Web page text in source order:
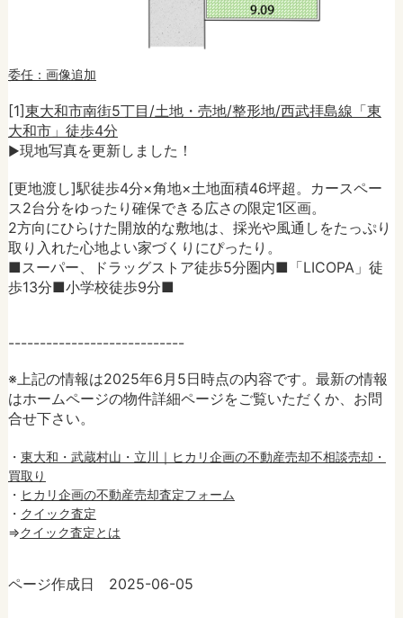
委任：画像追加
[1]東大和市南街5丁目/土地・売地/整形地/西武拝島線「東
大和市」徒歩4分
►現地写真を更新しました！
[更地渡し]駅徒歩4分×角地×土地面積46坪超。カースペー
ス2台分をゆったり確保できる広さの限定1区画。
2方向にひらけた開放的な敷地は、採光や風通しをたっぷり
取り入れた心地よい家づくりにぴったり。
■スーパー、ドラッグストア徒歩5分圏内■「LICOPA」徒
歩13分■小学校徒歩9分■
----------------------------
※上記の情報は2025年6月5日時点の内容です。最新の情報
はホームページの物件詳細ページをご覧いただくか、お問
合せ下さい。
・ 東大和・武蔵村山・立川｜ヒカリ企画の不動産売却不相談売却・
買取り
・ ヒカリ企画の不動産売却査定フォーム
・ クイック査定
⇒クイック査定とは
ページ作成日 2025-06-05